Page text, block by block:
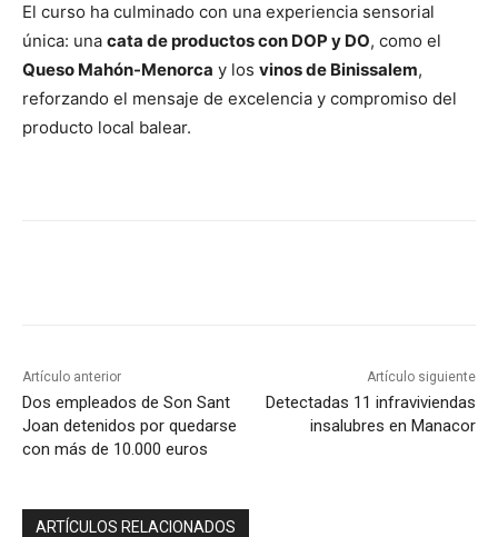
El curso ha culminado con una experiencia sensorial
única: una cata de productos con DOP y DO, como el
Queso Mahón-Menorca y los vinos de Binissalem,
reforzando el mensaje de excelencia y compromiso del
producto local balear.
Artículo anterior
Dos empleados de Son Sant
Joan detenidos por quedarse
con más de 10.000 euros
Artículo siguiente
Detectadas 11 infraviviendas
insalubres en Manacor
ARTÍCULOS RELACIONADOS